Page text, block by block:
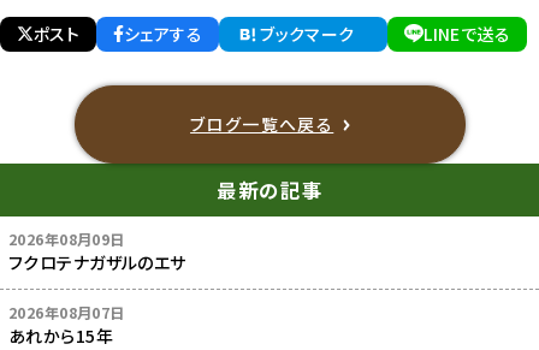
ポスト
シェアする ブックマーク LINEで送る
ブログ一覧へ戻る
最新の記事
2026年08月09日
フクロテナガザルのエサ
2026年08月07日
あれから15年